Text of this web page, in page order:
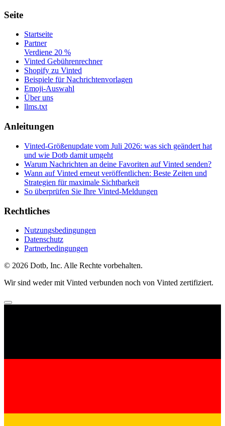
Seite
Startseite
Partner
Verdiene 20 %
Vinted Gebührenrechner
Shopify zu Vinted
Beispiele für Nachrichtenvorlagen
Emoji-Auswahl
Über uns
llms.txt
Anleitungen
Vinted-Größenupdate vom Juli 2026: was sich geändert hat
und wie Dotb damit umgeht
Warum Nachrichten an deine Favoriten auf Vinted senden?
Wann auf Vinted erneut veröffentlichen: Beste Zeiten und
Strategien für maximale Sichtbarkeit
So überprüfen Sie Ihre Vinted-Meldungen
Rechtliches
Nutzungsbedingungen
Datenschutz
Partnerbedingungen
© 2026 Dotb, Inc. Alle Rechte vorbehalten.
Wir sind weder mit Vinted verbunden noch von Vinted zertifiziert.